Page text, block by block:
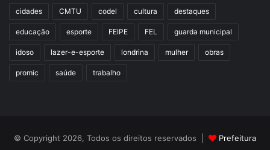
cidades CMTU codel cultura destaques
educação esporte FEIPE FEL guarda municipal
idoso lazer-e-esporte londrina mulher obras
promic saúde trabalho
© Copyright 2026, Todos os direitos reservados | Prefeitura